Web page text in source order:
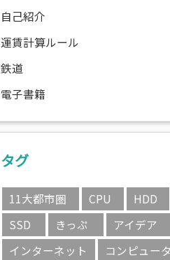
自己紹介
運賃計算ルール
鉄道
電子書籍
タグ
11大都市圏 CPU HDD
SSD
きっぷ アイデア
インターネット
コンピュータ